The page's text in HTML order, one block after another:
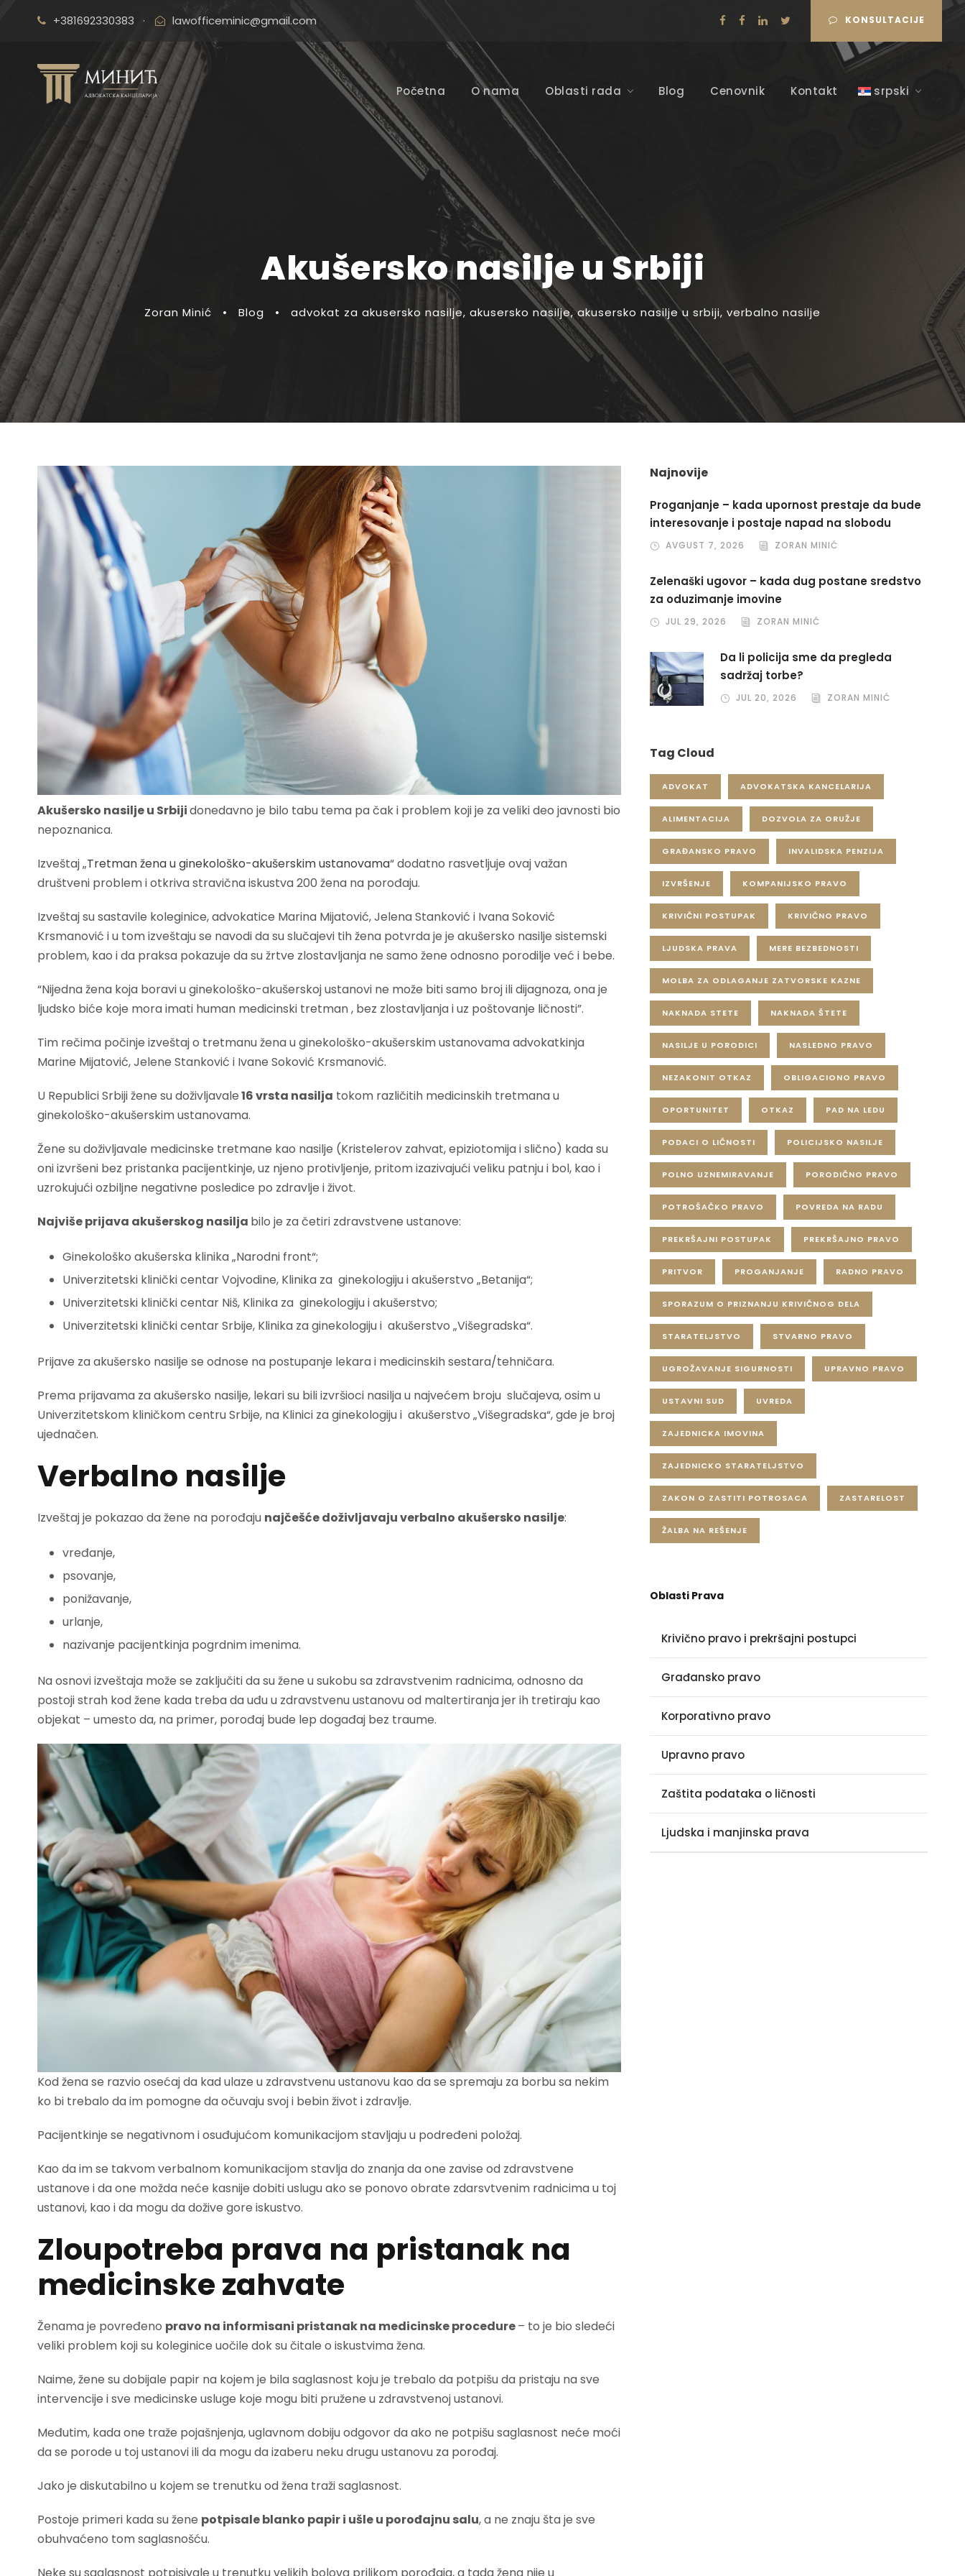
+381692330383 · lawofficeminic@gmail.com KONSULTACIJE
Početna O nama Oblasti rada Blog Cenovnik Kontakt srpski
Akušersko nasilje u Srbiji
Zoran Minić • Blog • advokat za akusersko nasilje, akusersko nasilje, akusersko nasilje u srbiji, verbalno nasilje
Akušersko nasilje u Srbijidonedavno je bilo tabu tema pa čak i problem koji je za veliki deo javnosti bio
nepoznanica.
Izveštaj „Tretman žena u ginekološko-akušerskim ustanovama“ dodatno rasvetljuje ovaj važan
društveni problem i otkriva stravična iskustva 200 žena na porođaju.
Izveštaj su sastavile koleginice, advokatice Marina Mijatović, Jelena Stanković i Ivana Soković
Krsmanović i u tom izveštaju se navodi da su slučajevi tih žena potvrda je je akušersko nasilje sistemski
problem, kao i da praksa pokazuje da su žrtve zlostavljanja ne samo žene odnosno porodilje već i bebe.
“Nijedna žena koja boravi u ginekološko-akušerskoj ustanovi ne može biti samo broj ili dijagnoza, ona je
ljudsko biće koje mora imati human medicinski tretman , bez zlostavljanja i uz poštovanje ličnosti”.
Tim rečima počinje izveštaj o tretmanu žena u ginekološko-akušerskim ustanovama advokatkinja
Marine Mijatović, Jelene Stanković i Ivane Soković Krsmanović.
U Republici Srbiji žene su doživljavale16 vrsta nasilja tokom različitih medicinskih tretmana u
ginekološko-akušerskim ustanovama.
Žene su doživljavale medicinske tretmane kao nasilje (Kristelerov zahvat, epiziotomija i slično) kada su
oni izvršeni bez pristanka pacijentkinje, uz njeno protivljenje, pritom izazivajući veliku patnju i bol, kao i
uzrokujući ozbiljne negativne posledice po zdravlje i život.
Najviše prijava akušerskog nasilja bilo je za četiri zdravstvene ustanove:
Ginekološko akušerska klinika „Narodni front“;
Univerzitetski klinički centar Vojvodine, Klinika za ginekologiju i akušerstvo „Betanija“;
Univerzitetski klinički centar Niš, Klinika za ginekologiju i akušerstvo;
Univerzitetski klinički centar Srbije, Klinika za ginekologiju i akušerstvo „Višegradska“.
Prijave za akušersko nasilje se odnose na postupanje lekara i medicinskih sestara/tehničara.
Prema prijavama za akušersko nasilje, lekari su bili izvršioci nasilja u najvećem broju slučajeva, osim u
Univerzitetskom kliničkom centru Srbije, na Klinici za ginekologiju i akušerstvo „Višegradska“, gde je broj
ujednačen.
Verbalno nasilje
Izveštaj je pokazao da žene na porođaju najčešće doživljavaju verbalno akušersko nasilje:
vređanje,
psovanje,
ponižavanje,
urlanje,
nazivanje pacijentkinja pogrdnim imenima.
Na osnovi izveštaja može se zaključiti da su žene u sukobu sa zdravstvenim radnicima, odnosno da
postoji strah kod žene kada treba da uđu u zdravstvenu ustanovu od maltertiranja jer ih tretiraju kao
objekat – umesto da, na primer, porođaj bude lep događaj bez traume.
Kod žena se razvio osećaj da kad ulaze u zdravstvenu ustanovu kao da se spremaju za borbu sa nekim
ko bi trebalo da im pomogne da očuvaju svoj i bebin život i zdravlje.
Pacijentkinje se negativnom i osuđujućom komunikacijom stavljaju u podređeni položaj.
Kao da im se takvom verbalnom komunikacijom stavlja do znanja da one zavise od zdravstvene
ustanove i da one možda neće kasnije dobiti uslugu ako se ponovo obrate zdarsvtvenim radnicima u toj
ustanovi, kao i da mogu da dožive gore iskustvo.
Zloupotreba prava na pristanak na
medicinske zahvate
Ženama je povređeno pravo na informisani pristanak na medicinske procedure– to je bio sledeći
veliki problem koji su koleginice uočile dok su čitale o iskustvima žena.
Naime, žene su dobijale papir na kojem je bila saglasnost koju je trebalo da potpišu da pristaju na sve
intervencije i sve medicinske usluge koje mogu biti pružene u zdravstvenoj ustanovi.
Međutim, kada one traže pojašnjenja, uglavnom dobiju odgovor da ako ne potpišu saglasnost neće moći
da se porode u toj ustanovi ili da mogu da izaberu neku drugu ustanovu za porođaj.
Jako je diskutabilno u kojem se trenutku od žena traži saglasnost.
Postoje primeri kada su žene potpisale blanko papir i ušle u porođajnu salu, a ne znaju šta je sve
obuhvaćeno tom saglasnošću.
Najnovije
Proganjanje – kada upornost prestaje da bude
interesovanje i postaje napad na slobodu
AVGUST 7, 2026 ZORAN MINIĆ
Zelenaški ugovor – kada dug postane sredstvo
za oduzimanje imovine
JUL 29, 2026 ZORAN MINIĆ
Da li policija sme da pregleda
sadržaj torbe?
JUL 20, 2026 ZORAN MINIĆ
Tag Cloud
ADVOKAT ADVOKATSKA KANCELARIJA
ALIMENTACIJA DOZVOLA ZA ORUŽJE
GRAĐANSKO PRAVO INVALIDSKA PENZIJA
IZVRŠENJE KOMPANIJSKO PRAVO
KRIVIČNI POSTUPAK KRIVIČNO PRAVO
LJUDSKA PRAVA MERE BEZBEDNOSTI
MOLBA ZA ODLAGANJE ZATVORSKE KAZNE
NAKNADA STETE NAKNADA ŠTETE
NASILJE U PORODICI NASLEDNO PRAVO
NEZAKONIT OTKAZ OBLIGACIONO PRAVO
OPORTUNITET OTKAZ PAD NA LEDU
PODACI O LIČNOSTI POLICIJSKO NASILJE
POLNO UZNEMIRAVANJE PORODIČNO PRAVO
POTROŠAČKO PRAVO POVREDA NA RADU
PREKRŠAJNI POSTUPAK PREKRŠAJNO PRAVO
PRITVOR PROGANJANJE RADNO PRAVO
SPORAZUM O PRIZNANJU KRIVIČNOG DELA
STARATELJSTVO STVARNO PRAVO
UGROŽAVANJE SIGURNOSTI UPRAVNO PRAVO
USTAVNI SUD UVREDA
ZAJEDNICKA IMOVINA
ZAJEDNICKO STARATELJSTVO
ZAKON O ZASTITI POTROSACA ZASTARELOST
ŽALBA NA REŠENJE
Oblasti Prava
Krivično pravo i prekršajni postupci
Građansko pravo
Korporativno pravo
Upravno pravo
Zaštita podataka o ličnosti
Ljudska i manjinska prava